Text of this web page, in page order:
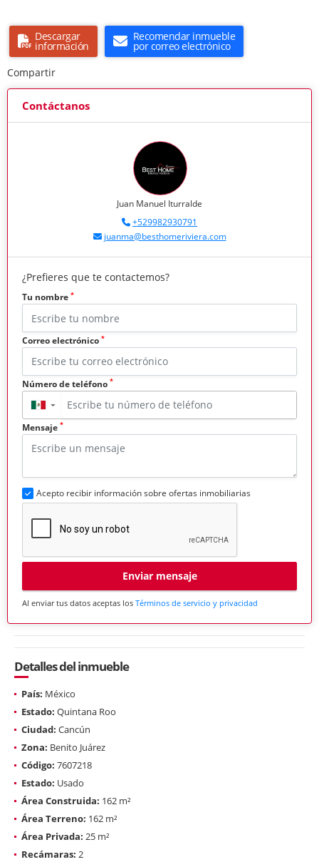
Descargar
información
Recomendar inmueble
por correo electrónico
Compartir
Contáctanos
Juan Manuel Iturralde
+529982930791
juanma@besthomeriviera.com
¿Prefieres que te contactemos?
Tu nombre *
Correo electrónico *
Número de teléfono *
▼
Mensaje *
Acepto recibir información sobre ofertas inmobiliarias
Enviar mensaje
Al enviar tus datos aceptas los Términos de servicio y privacidad
Detalles del inmueble
País: México
Estado: Quintana Roo
Ciudad: Cancún
Zona: Benito Juárez
Código: 7607218
Estado: Usado
Área Construida: 162 m²
Área Terreno: 162 m²
Área Privada: 25 m²
Recámaras: 2